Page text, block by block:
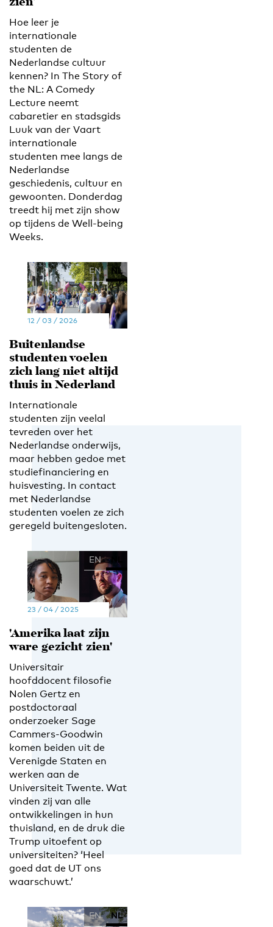
Hoe leer je
internationale
studenten de
Nederlandse cultuur
kennen? In The Story of
the NL: A Comedy
Lecture neemt
cabaretier en stadsgids
Luuk van der Vaart
internationale
studenten mee langs de
Nederlandse
geschiedenis, cultuur en
gewoonten. Donderdag
treedt hij met zijn show
op tijdens de Well-being
Weeks.
EN NL
12 / 03 / 2026
Buitenlandse
studenten voelen
zich lang niet altijd
thuis in Nederland
Internationale
studenten zijn veelal
tevreden over het
Nederlandse onderwijs,
maar hebben gedoe met
studiefinanciering en
huisvesting. In contact
met Nederlandse
studenten voelen ze zich
geregeld buitengesloten.
EN NL
23 / 04 / 2025
'Amerika laat zijn
ware gezicht zien'
Universitair
hoofddocent filosofie
Nolen Gertz en
postdoctoraal
onderzoeker Sage
Cammers-Goodwin
komen beiden uit de
Verenigde Staten en
werken aan de
Universiteit Twente. Wat
vinden zij van alle
ontwikkelingen in hun
thuisland, en de druk die
Trump uitoefent op
universiteiten? ‘Heel
goed dat de UT ons
waarschuwt.’
EN NL